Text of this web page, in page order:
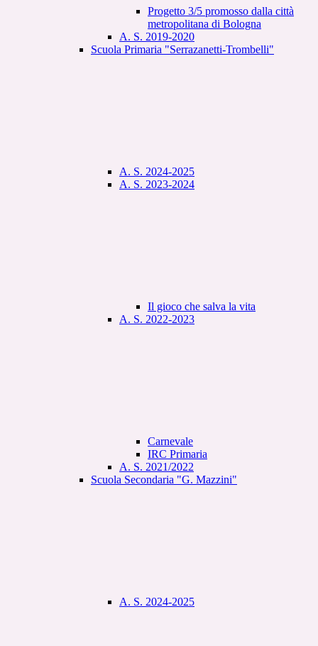
Progetto 3/5 promosso dalla città
metropolitana di Bologna
A. S. 2019-2020
Scuola Primaria "Serrazanetti-Trombelli"
A. S. 2024-2025
A. S. 2023-2024
Il gioco che salva la vita
A. S. 2022-2023
Carnevale
IRC Primaria
A. S. 2021/2022
Scuola Secondaria "G. Mazzini"
A. S. 2024-2025